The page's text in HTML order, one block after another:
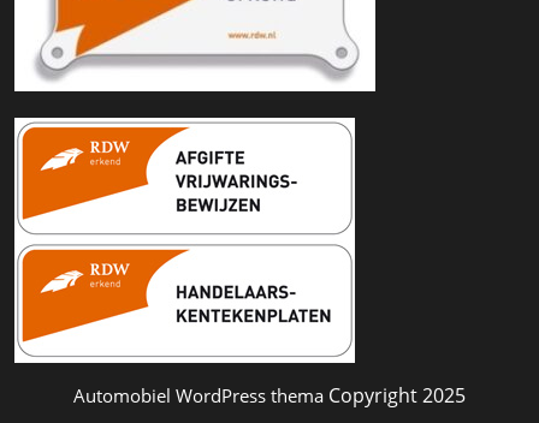
Automobiel WordPress thema Copyright 2025